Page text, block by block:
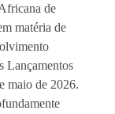
de
matéria de
Lançamentos
maio de 2026.